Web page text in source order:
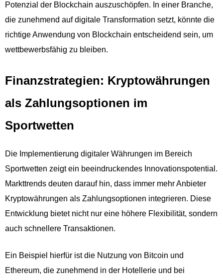
Potenzial der Blockchain auszuschöpfen. In einer Branche,
die zunehmend auf digitale Transformation setzt, könnte die
richtige Anwendung von Blockchain entscheidend sein, um
wettbewerbsfähig zu bleiben.
Finanzstrategien: Kryptowährungen
als Zahlungsoptionen im
Sportwetten
Die Implementierung digitaler Währungen im Bereich
Sportwetten zeigt ein beeindruckendes Innovationspotential.
Markttrends deuten darauf hin, dass immer mehr Anbieter
Kryptowährungen als Zahlungsoptionen integrieren. Diese
Entwicklung bietet nicht nur eine höhere Flexibilität, sondern
auch schnellere Transaktionen.
Ein Beispiel hierfür ist die Nutzung von Bitcoin und
Ethereum, die zunehmend in der Hotellerie und bei